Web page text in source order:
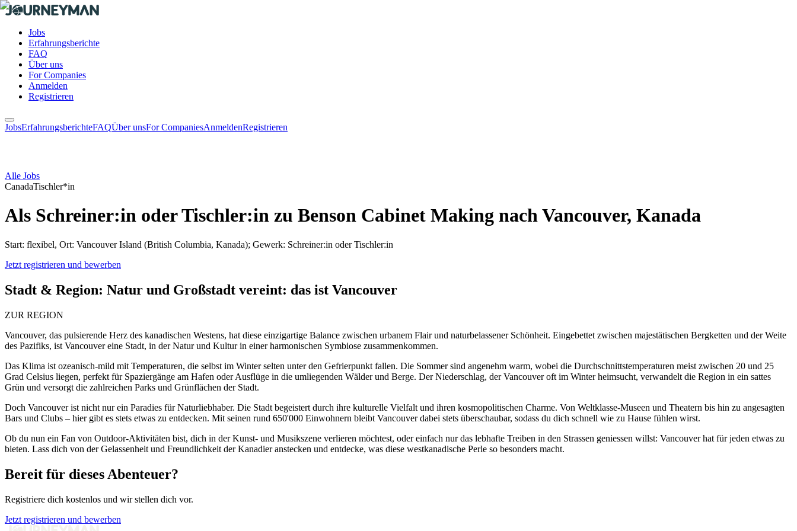
Jobs
Erfahrungsberichte
FAQ
Über uns
For Companies
Anmelden
Registrieren
JobsErfahrungsberichteFAQÜber unsFor CompaniesAnmeldenRegistrieren
Alle Jobs
CanadaTischler*in
Als Schreiner:in oder Tischler:in zu Benson Cabinet Making nach Vancouver, Kanada
Start: flexibel, Ort: Vancouver Island (British Columbia, Kanada); Gewerk: Schreiner:in oder Tischler:in
Jetzt registrieren und bewerben
Stadt & Region: Natur und Großstadt vereint: das ist Vancouver
ZUR REGION
Vancouver, das pulsierende Herz des kanadischen Westens, hat diese einzigartige Balance zwischen urbanem Flair und naturbelassener Schönheit. Eingebettet zwischen majestätischen Bergketten und der Weite
des Pazifiks, ist Vancouver eine Stadt, in der Natur und Kultur in einer harmonischen Symbiose zusammenkommen.
Das Klima ist ozeanisch-mild mit Temperaturen, die selbst im Winter selten unter den Gefrierpunkt fallen. Die Sommer sind angenehm warm, wobei die Durchschnittstemperaturen meist zwischen 20 und 25
Grad Celsius liegen, perfekt für Spaziergänge am Hafen oder Ausflüge in die umliegenden Wälder und Berge. Der Niederschlag, der Vancouver oft im Winter heimsucht, verwandelt die Region in ein sattes
Grün und versorgt die zahlreichen Parks und Grünflächen der Stadt.
Doch Vancouver ist nicht nur ein Paradies für Naturliebhaber. Die Stadt begeistert durch ihre kulturelle Vielfalt und ihren kosmopolitischen Charme. Von Weltklasse-Museen und Theatern bis hin zu angesagten
Bars und Clubs – hier gibt es stets etwas zu entdecken. Mit seinen rund 650'000 Einwohnern bleibt Vancouver dabei stets überschaubar, sodass du dich schnell wie zu Hause fühlen wirst.
Ob du nun ein Fan von Outdoor-Aktivitäten bist, dich in der Kunst- und Musikszene verlieren möchtest, oder einfach nur das lebhafte Treiben in den Strassen geniessen willst: Vancouver hat für jeden etwas zu
bieten. Lass dich von der Gelassenheit und Freundlichkeit der Kanadier anstecken und entdecke, was diese westkanadische Perle so besonders macht.
Bereit für dieses Abenteuer?
Registriere dich kostenlos und wir stellen dich vor.
Jetzt registrieren und bewerben